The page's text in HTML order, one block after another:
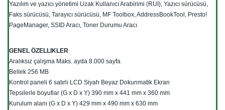
Yazılım ve yazıcı yönetimi Uzak Kullanıcı Arabirimi (RUI), Yazıcı sürücüsü,
Faks sürücüsü, Tarayıcı sürücüsü, MF Toolbox, AddressBookTool, Presto!
PageManager, SSID Aracı, Toner Durumu Aracı
GENEL ÖZELLIKLER
Aralıksız çalışma Maks. ayda 8.000 sayfa
Bellek 256 MB
Kontrol paneli 6 satırlı LCD Siyah Beyaz Dokunmatik Ekran
Tepsilerle boyutlar (G x D x Y) 390 mm x 441 mm x 360 mm
Kurulum alanı (G x D x Y) 429 mm x 490 mm x 630 mm